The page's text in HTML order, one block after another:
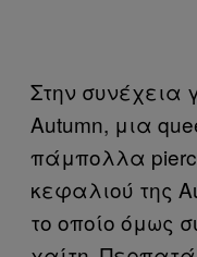
Στην συνέχεια
Autumn, μια
πάμπολλα
κεφαλιού της
το οποίο όμως